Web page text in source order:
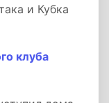
и Кубка
клуба